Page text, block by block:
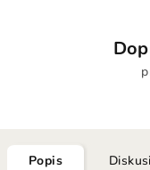
Popis